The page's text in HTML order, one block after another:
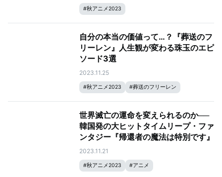
#秋アニメ2023
自分の本当の価値って…？『葬送のフ
リーレン』人生観が変わる珠玉のエピ
ソード3選
2023.11.25
#秋アニメ2023 #葬送のフリーレン
世界滅亡の運命を変えられるのか──
韓国発の大ヒットタイムリープ・ファ
ンタジー『帰還者の魔法は特別です』
2023.11.21
#秋アニメ2023 #アニメ